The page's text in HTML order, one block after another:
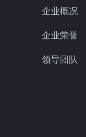
企业概况
企业荣誉
领导团队